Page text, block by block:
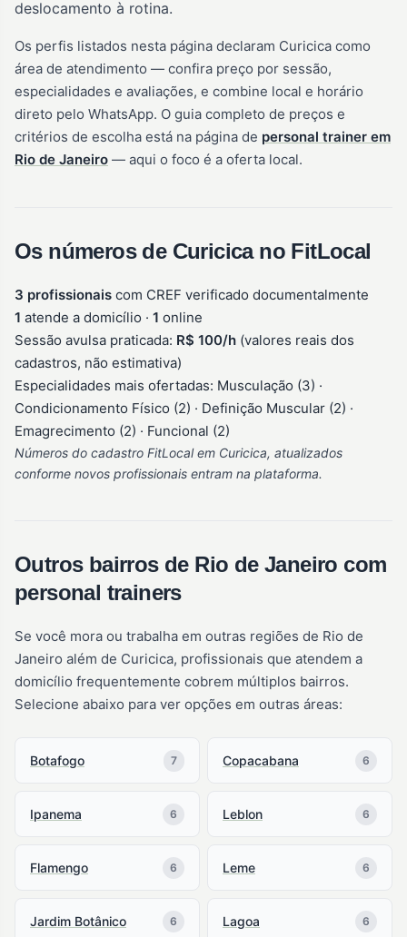
deslocamento à rotina.
Os perfis listados nesta página declaram Curicica como
área de atendimento — confira preço por sessão,
especialidades e avaliações, e combine local e horário
direto pelo WhatsApp. O guia completo de preços e
critérios de escolha está na página de personal trainer em
Rio de Janeiro — aqui o foco é a oferta local.
Os números de Curicica no FitLocal
3 profissionais com CREF verificado documentalmente
1 atende a domicílio · 1 online
Sessão avulsa praticada: R$ 100/h (valores reais dos
cadastros, não estimativa)
Especialidades mais ofertadas: Musculação (3) ·
Condicionamento Físico (2) · Definição Muscular (2) ·
Emagrecimento (2) · Funcional (2)
Números do cadastro FitLocal em Curicica, atualizados
conforme novos profissionais entram na plataforma.
Outros bairros de Rio de Janeiro com
personal trainers
Se você mora ou trabalha em outras regiões de Rio de
Janeiro além de Curicica, profissionais que atendem a
domicílio frequentemente cobrem múltiplos bairros.
Selecione abaixo para ver opções em outras áreas:
Botafogo 7 Copacabana 6
Ipanema 6 Leblon 6
Flamengo 6 Leme 6
Jardim Botânico 6 Lagoa 6